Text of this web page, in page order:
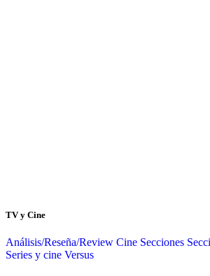
TV y Cine
Análisis/Reseña/Review Cine Secciones
Series y cine Versus